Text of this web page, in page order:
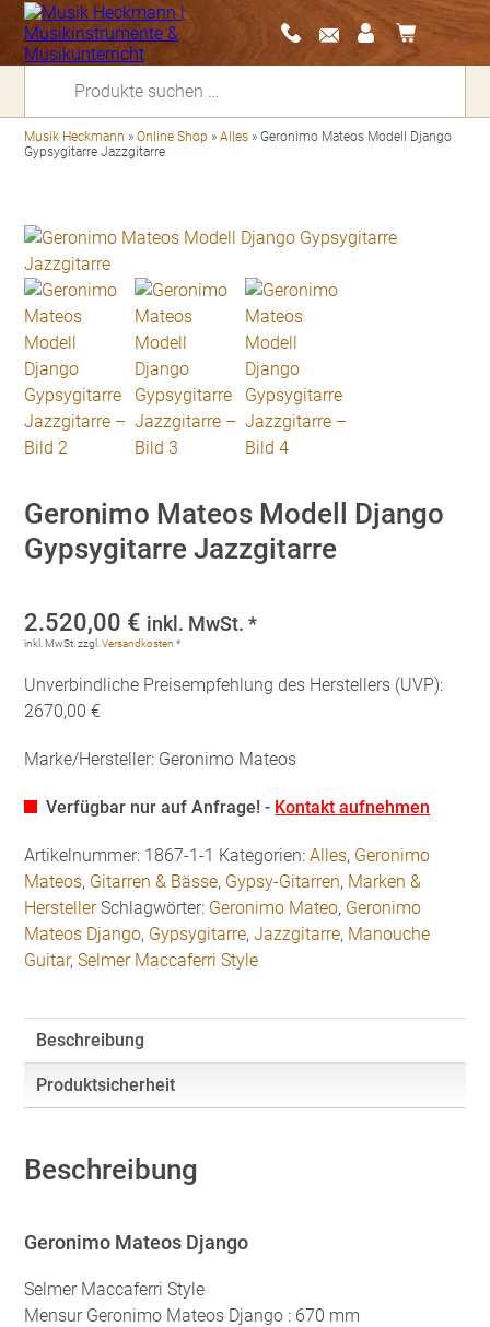
Musik Heckmann »Online Shop »Alles »Geronimo Mateos Modell Django
Gypsygitarre Jazzgitarre
Geronimo Mateos Modell Django
Gypsygitarre Jazzgitarre
2.520,00 € inkl. MwSt. *
inkl. MwSt. zzgl.Versandkosten *
Unverbindliche Preisempfehlung des Herstellers (UVP):
2670,00 €
Marke/Hersteller: Geronimo Mateos
Verfügbar nur auf Anfrage! - Kontakt aufnehmen
Artikelnummer: 1867-1-1 Kategorien:Alles, Geronimo
Mateos, Gitarren & Bässe, Gypsy-Gitarren, Marken &
Hersteller Schlagwörter: Geronimo Mateo, Geronimo
Mateos Django, Gypsygitarre,Jazzgitarre, Manouche
Guitar,Selmer Maccaferri Style
Beschreibung
Produktsicherheit
Beschreibung
Geronimo Mateos Django
Selmer Maccaferri Style
Mensur Geronimo Mateos Django : 670 mm